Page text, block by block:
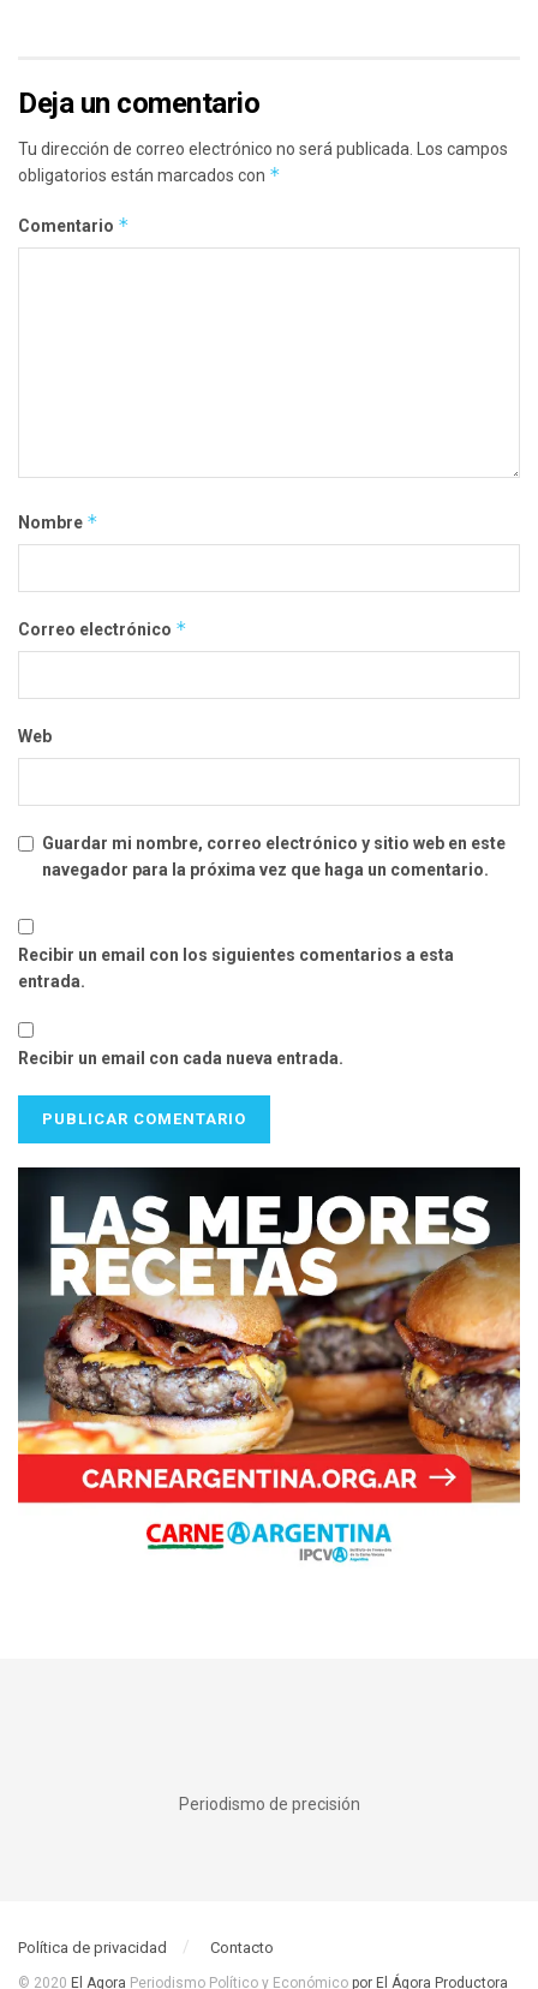
Deja un comentario
Tu dirección de correo electrónico no será publicada. Los campos
obligatorios están marcados con *
Comentario *
Nombre *
Correo electrónico *
Web
Guardar mi nombre, correo electrónico y sitio web en este
navegador para la próxima vez que haga un comentario.
Recibir un email con los siguientes comentarios a esta
entrada.
Recibir un email con cada nueva entrada.
Periodismo de precisión
Política de privacidad Contacto
© 2020 El Agora Periodismo Político y Económico por El Ágora Productora